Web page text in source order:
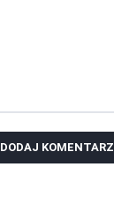
DODAJ KOMENTARZ